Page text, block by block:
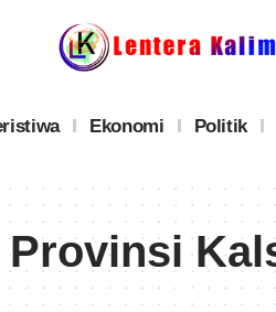
Ekonomi Politik
Provinsi